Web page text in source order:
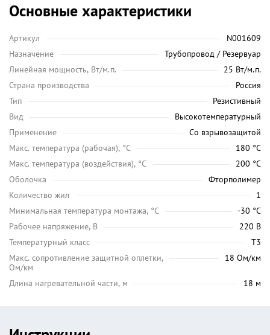
Основные характеристики
Артикул
N001609
Назначение
Трубопровод / Резервуар
Линейная мощность, Вт/м.п.
25 Вт/м.п.
Страна производства
Россия
Тип
Резистивный
Вид
Высокотемпературный
Применение
Со взрывозащитой
Maкс. температура (рабочая), °C
180 °C
Макс. температура (воздействия), °C
200 °C
Оболочка
Фторполимер
Количество жил
1
Минимальная температура монтажа, °C
-30 °C
Рабочее напряжение, В
220 В
Температурный класс
Т3
Макс. сопротивление защитной оплетки,
Ом/км
18 Ом/км
Длина нагревательной части, м 18 м